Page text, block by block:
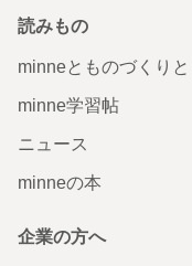
読みもの
minneとものづくりと
minne学習帖
ニュース
minneの本
企業の方へ